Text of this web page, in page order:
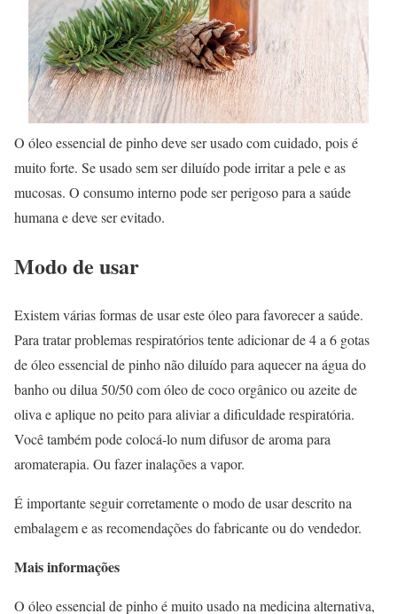
O óleo essencial de pinho deve ser usado com cuidado, pois é
muito forte. Se usado sem ser diluído pode irritar a pele e as
mucosas. O consumo interno pode ser perigoso para a saúde
humana e deve ser evitado.
Modo de usar
Existem várias formas de usar este óleo para favorecer a saúde.
Para tratar problemas respiratórios tente adicionar de 4 a 6 gotas
de óleo essencial de pinho não diluído para aquecer na água do
banho ou dilua 50/50 com óleo de coco orgânico ou azeite de
oliva e aplique no peito para aliviar a dificuldade respiratória.
Você também pode colocá-lo num difusor de aroma para
aromaterapia. Ou fazer inalações a vapor.
É importante seguir corretamente o modo de usar descrito na
embalagem e as recomendações do fabricante ou do vendedor.
Mais informações
O óleo essencial de pinho é muito usado na medicina alternativa,